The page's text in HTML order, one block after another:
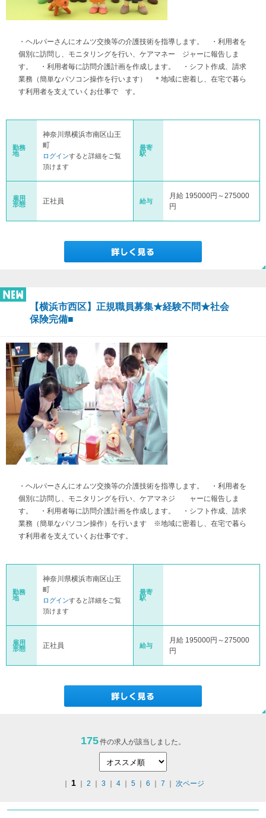
・ヘルパーさんにオムツ交換等の介護技術を指導します。 ・利用者を
個別に訪問し、モニタリングを行い、ケアマネー ジャーに報告しま
す。 ・利用者毎に訪問介護計画を作成します。 ・シフト作成、請求
業務（簡単なパソコン操作を行います） ＊地域に密着し、在宅で暮ら
す利用者を支えていくお仕事で す。
勤務
地
神奈川県横浜市南区山王
町
ログインすると詳細をご覧
頂けます
最寄
駅
雇用
形態
正社員 給与
月給 195000円～275000
円
【横浜市西区】正規職員募集★経験不問★社会
保険完備■
・ヘルパーさんにオムツ交換等の介護技術を指導します。 ・利用者を
個別に訪問し、モニタリングを行い、ケアマネジ ャーに報告しま
す。 ・利用者毎に訪問介護計画を作成します。 ・シフト作成、請求
業務（簡単なパソコン操作）を行います ※地域に密着し、在宅で暮ら
す利用者を支えていくお仕事です。
勤務
地
神奈川県横浜市南区山王
町
ログインすると詳細をご覧
頂けます
最寄
駅
雇用
形態
正社員 給与
月給 195000円～275000
円
175件の求人が該当しました。
1｜ 2 3 4｜ 5｜ 6 7 次ページ